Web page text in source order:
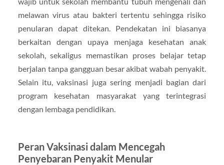
melawan virus atau bakteri tertentu sehingga risiko
penularan dapat ditekan. Pendekatan ini biasanya
berkaitan dengan upaya menjaga kesehatan anak
sekolah, sekaligus memastikan proses belajar tetap
berjalan tanpa gangguan besar akibat wabah penyakit.
Selain itu, vaksinasi juga sering menjadi bagian dari
program kesehatan masyarakat yang terintegrasi
dengan lembaga pendidikan.
Peran Vaksinasi dalam Mencegah
Penyebaran Penyakit Menular